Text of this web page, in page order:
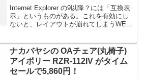
Internet Explorer の9以降？には「互換表
示」というものがある。これを有効にし
ないと、レイアウトが崩れてしまうWEB
は、IEが●ソなのか、それとも優れて...
ナカバヤシの OAチェア(丸椅子)
アイボリー RZR-112IV がタイム
セールで5,860円！